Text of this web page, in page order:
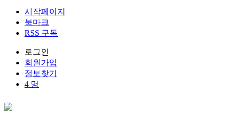
시작페이지
북마크
RSS 구독
로그인
회원 가입
정보찾기
4 명